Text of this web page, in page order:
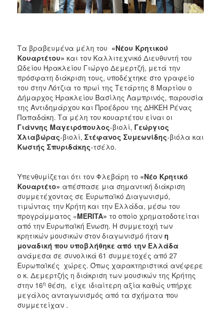
ΤΟΠΟΣ
ΑΝΘΕΚΤΙΚΗ
ΠΟΛΗ
Τα βραβευμένα μέλη του «Νέου Κρητικού
Κουαρτέτου» και τον Καλλιτεχνικό Διευθυντή του
Ωδείου Ηρακλείου Γιώργο Δεμερτζή, μετά την
πρόσφατη διάκριση τους, υποδέχτηκε στο γραφείο
του στην Λότζια το πρωί της Τετάρτης 8 Μαρτίου ο
Δήμαρχος Ηρακλείου Βασίλης Λαμπρινός, παρουσία
της Αντιδημάρχου και Προέδρου της ΔΗΚΕΗ Ρένας
Παπαδάκη. Τα μέλη του κουαρτέτου είναι οι
Γιάννης Μαγειρόπουλος-βιολί, Γεώργιος
Χλιαβώρας-βιολί, Στέφανος Συμεωνίδης-βιόλα και
Κωστής Σπυριδάκης-τσέλο.
Υπενθυμίζεται ότι τον Φλεβάρη το «Νέο Κρητικό
Κουαρτέτο» απέσπασε μια σημαντική διάκριση
συμμετέχοντας σε Ευρωπαϊκό Διαγωνισμό,
τιμώντας την Κρήτη και την Ελλάδα, μέσω του
προγράμματος «MERITA» το οποίο χρηματοδοτείται
από την Ευρωπαϊκή Ένωση. Η συμμετοχή των
κρητικών μουσικών στον διαγωνισμό ήταν η
μοναδική που υποβλήθηκε από την Ελλάδα
ανάμεσα σε συνολικά 61 συμμετοχές από 27
Ευρωπαϊκές χώρες. Όπως χαρακτηριστικά ανέφερε
ο κ. Δεμερτζής η διάκριση των μουσικών της Κρήτης
στην 16η θέση, είχε ιδιαίτερη αξία καθώς υπήρχε
μεγάλος ανταγωνισμός από τα σχήματα που
συμμετείχαν .